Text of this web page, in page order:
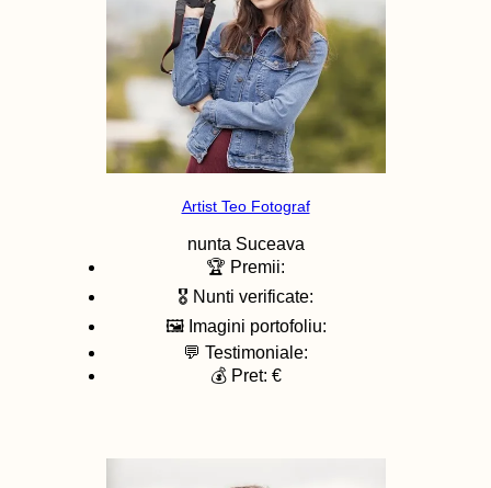
Artist Teo Fotograf
nunta Suceava
🏆 Premii:
🎖️ Nunti verificate:
🖼️ Imagini portofoliu:
💬 Testimoniale:
💰 Pret: €